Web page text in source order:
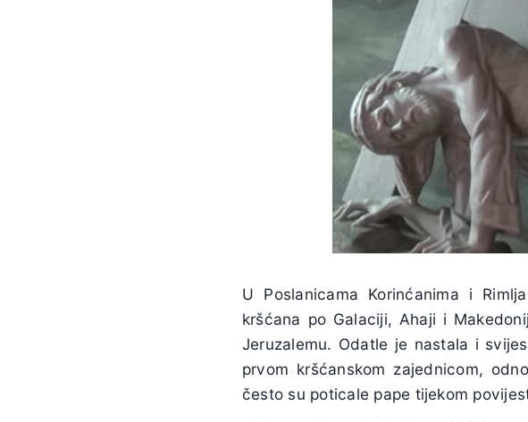
U Poslanicama Korinćanima i
kršćana po Galaciji, Ahaji i
Jeruzalemu. Odatle je nastala i
prvom kršćanskom zajednicom,
često su poticale pape tijekom